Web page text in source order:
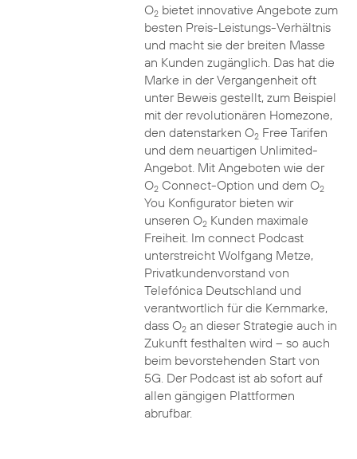
O2bietet innovative Angebote zum
besten Preis-Leistungs-Verhältnis
und macht sie der breiten Masse
an Kunden zugänglich. Das hat die
Marke in der Vergangenheit oft
unter Beweis gestellt, zum Beispiel
mit der revolutionären Homezone,
den datenstarken O2Free Tarifen
und dem neuartigen Unlimited-
Angebot. Mit Angeboten wie der
O2Connect-Option und dem O2
You Konfigurator bieten wir
unseren O2Kunden maximale
Freiheit. Im connect Podcast
unterstreicht Wolfgang Metze,
Privatkundenvorstand von
Telefónica Deutschland und
verantwortlich für die Kernmarke,
dass O2an dieser Strategie auch in
Zukunft festhalten wird – so auch
beim bevorstehenden Start von
5G. Der Podcast ist ab sofort auf
allen gängigen Plattformen
abrufbar.